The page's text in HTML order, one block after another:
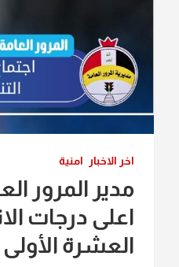
اخر الاخبار امنية
مدير المرور
اعلى درجات
العشرة